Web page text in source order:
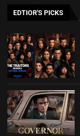
EDTIOR'S PICKS